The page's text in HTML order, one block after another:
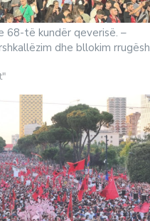
të kundër qeverisë. –
dhe bllokim rrugësh